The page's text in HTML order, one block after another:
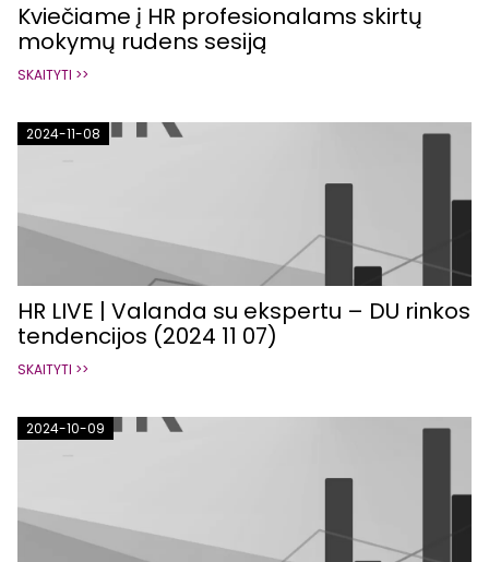
Kviečiame į HR profesionalams skirtų
mokymų rudens sesiją
SKAITYTI >>
2024-11-08
HR LIVE | Valanda su ekspertu – DU rinkos
tendencijos (2024 11 07)
SKAITYTI >>
2024-10-09